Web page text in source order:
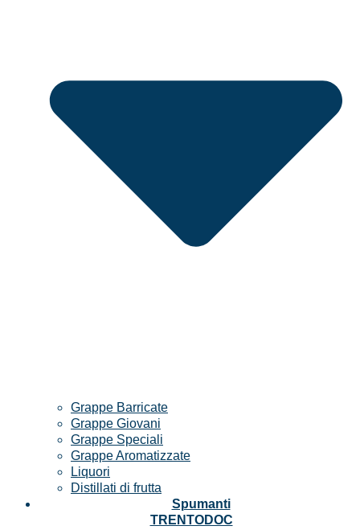
Grappe Barricate
Grappe Giovani
Grappe Speciali
Grappe Aromatizzate
Liquori
Distillati di frutta
Spumanti
TRENTODOC